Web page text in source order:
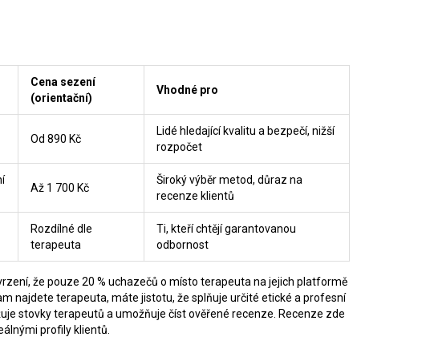
Cena sezení
(orientační)
Vhodné pro
Od 890 Kč
Lidé hledající kvalitu a bezpečí, nižší
rozpočet
Až 1 700 Kč
Široký výběr metod, důraz na
recenze klientů
Rozdílné dle
terapeuta
Ti, kteří chtějí garantovanou
odbornost
že pouze 20 % uchazečů o místo terapeuta na jejich platformě
najdete terapeuta, máte jistotu, že splňuje určité etické a profesní
stovky terapeutů a umožňuje číst ověřené recenze. Recenze zde
profily klientů.